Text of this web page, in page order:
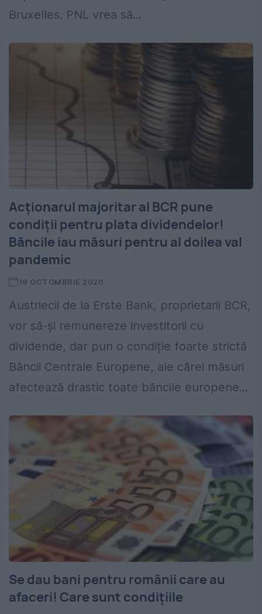
Bruxelles. PNL vrea să...
Acționarul majoritar al BCR pune
condiții pentru plata dividendelor!
Băncile iau măsuri pentru al doilea val
pandemic
19 OCTOMBRIE 2020
Austriecii de la Erste Bank, proprietarii BCR,
vor să-şi remunereze investitorii cu
dividende, dar pun o condiție foarte strictă
Băncii Centrale Europene, ale cărei măsuri
afectează drastic toate băncile europene...
Se dau bani pentru românii care au
afaceri! Care sunt condițiile